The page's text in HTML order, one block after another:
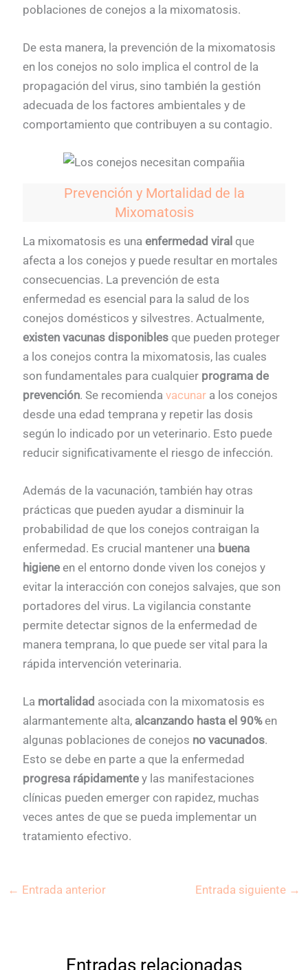
poblaciones de conejos a la mixomatosis.
De esta manera, la prevención de la mixomatosis
en los conejos no solo implica el control de la
propagación del virus, sino también la gestión
adecuada de los factores ambientales y de
comportamiento que contribuyen a su contagio.
Prevención y Mortalidad de la
Mixomatosis
La mixomatosis es unaenfermedad viral que
afecta a los conejos y puede resultar en mortales
consecuencias. La prevención de esta
enfermedad es esencial para la salud de los
conejos domésticos y silvestres. Actualmente,
existen vacunas disponibles que pueden proteger
a los conejos contra la mixomatosis, las cuales
son fundamentales para cualquier programa de
prevención. Se recomiendavacunar a los conejos
desde una edad temprana y repetir las dosis
según lo indicado por un veterinario. Esto puede
reducir significativamente el riesgo de infección.
Además de la vacunación, también hay otras
prácticas que pueden ayudar a disminuir la
probabilidad de que los conejos contraigan la
enfermedad. Es crucial mantener una buena
higiene en el entorno donde viven los conejos y
evitar la interacción con conejos salvajes, que son
portadores del virus. La vigilancia constante
permite detectar signos de la enfermedad de
manera temprana, lo que puede ser vital para la
rápida intervención veterinaria.
La mortalidad asociada con la mixomatosis es
alarmantemente alta, alcanzando hasta el 90%en
algunas poblaciones de conejos no vacunados.
Esto se debe en parte a que la enfermedad
progresa rápidamente y las manifestaciones
clínicas pueden emerger con rapidez, muchas
veces antes de que se pueda implementar un
tratamiento efectivo.
← Entrada anterior Entrada siguiente →
Entradas relacionadas